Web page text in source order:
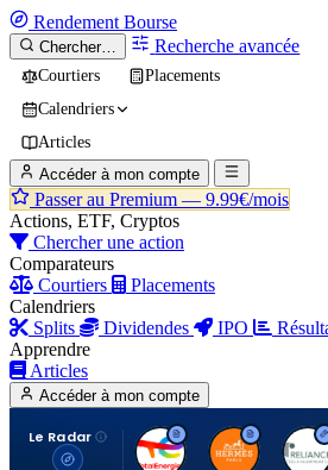
Rendement Bourse
Chercher… Recherche avancée
Courtiers
Placements
Calendriers
Articles
Accéder à mon compte
Passer au Premium — 9.99€/mois
Actions, ETF, Cryptos
Chercher une action
Comparateurs
Courtiers
Placements
Calendriers
Splits
Dividendes IPO
Apprendre
Articles
Accéder à mon compte
Le Radar
T H R